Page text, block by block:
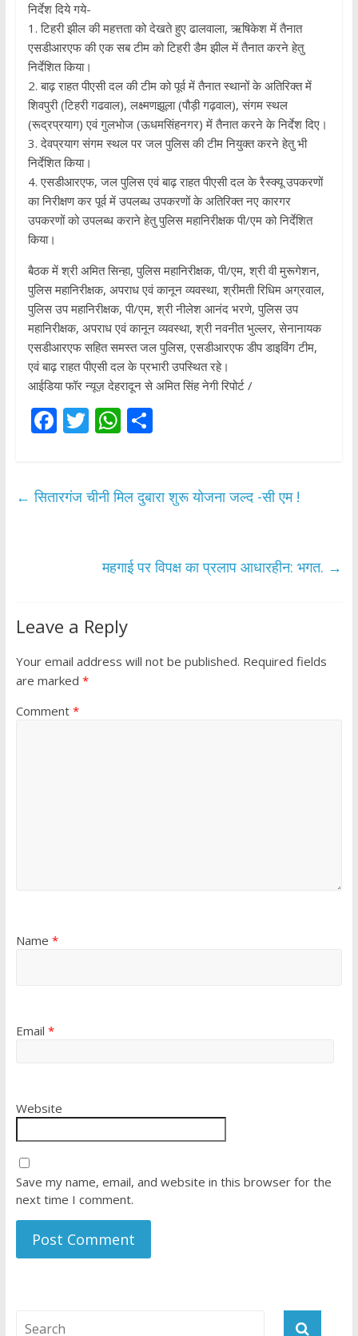
निर्देश दिये गये-
1. टिहरी झील की महत्तता को देखते हुए ढालवाला, ऋषिकेश में तैनात
एसडीआरएफ की एक सब टीम को टिहरी डैम झील में तैनात करने हेतु
निर्देशित किया।
2. बाढ़ राहत पीएसी दल की टीम को पूर्व में तैनात स्थानों के अतिरिक्त में
शिवपुरी (टिहरी गढवाल), लक्ष्मणझूला (पौड़ी गढ़वाल), संगम स्थल
(रूद्रप्रयाग) एवं गुलभोज (ऊधमसिंहनगर) में तैनात करने के निर्देश दिए।
3. देवप्रयाग संगम स्थल पर जल पुलिस की टीम नियुक्त करने हेतु भी
निर्देशित किया।
4. एसडीआरएफ, जल पुलिस एवं बाढ़ राहत पीएसी दल के रैस्क्यू उपकरणों
का निरीक्षण कर पूर्व में उपलब्ध उपकरणों के अतिरिक्त नए कारगर
उपकरणों को उपलब्ध कराने हेतु पुलिस महानिरीक्षक पी/एम को निर्देशित
किया।
बैठक में श्री अमित सिन्हा, पुलिस महानिरीक्षक, पी/एम, श्री वी मुरूगेशन,
पुलिस महानिरीक्षक, अपराध एवं कानून व्यवस्था, श्रीमती रिधिम अग्रवाल,
पुलिस उप महानिरीक्षक, पी/एम, श्री नीलेश आनंद भरणे, पुलिस उप
महानिरीक्षक, अपराध एवं कानून व्यवस्था, श्री नवनीत भुल्लर, सेनानायक
एसडीआरएफ सहित समस्त जल पुलिस, एसडीआरएफ डीप डाइविंग टीम,
एवं बाढ़ राहत पीएसी दल के प्रभारी उपस्थित रहे।
आईडिया फॉर न्यूज़ देहरादून से अमित सिंह नेगी रिपोर्ट /
F
b
T
er
W
s
p
S
e
← सितारगंज चीनी मिल दुबारा शुरू योजना जल्द -सी एम !
महगाई पर विपक्ष का प्रलाप आधारहीन: भगत. →
Leave a Reply
Your email address will not be published. Required fields
are marked *
Comment *
Name *
Email *
Website
Save my name, email, and website in this browser for the
next time I comment.